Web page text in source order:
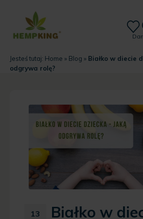
Jesteś tutaj: Home » Blog » Białko w diecie
odgrywa rolę?
13
Białko w